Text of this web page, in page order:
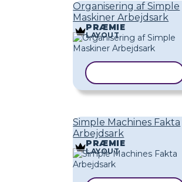
Organisering af Simple
Maskiner Arbejdsark
PRÆMIE
LAYOUT
Simple Machines Fakta
Arbejdsark
PRÆMIE
LAYOUT